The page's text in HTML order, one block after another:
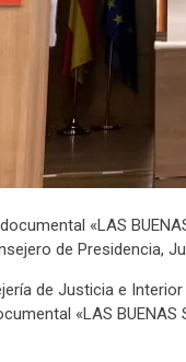
«LAS
de Presidencia,
de Justicia e
«LAS BUENAS